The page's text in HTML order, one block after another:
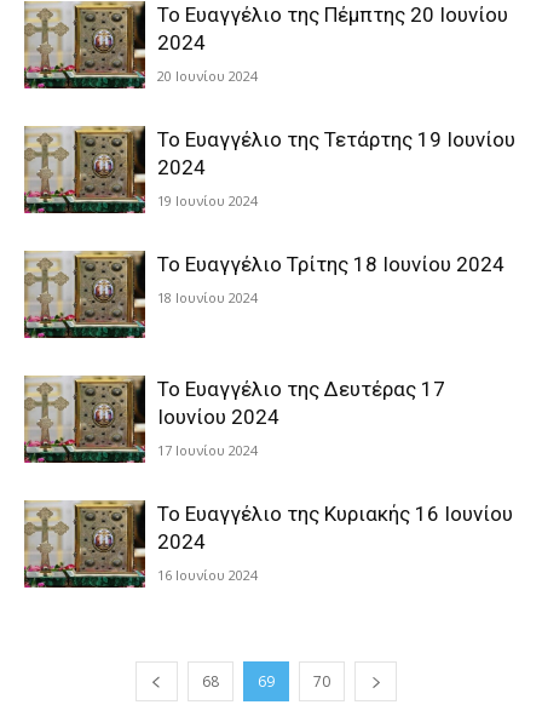
Το Ευαγγέλιο της Πέμπτης 20 Ιουνίου
2024
20 Ιουνίου 2024
Το Ευαγγέλιο της Τετάρτης 19 Ιουνίου
2024
19 Ιουνίου 2024
Το Ευαγγέλιο Τρίτης 18 Ιουνίου 2024
18 Ιουνίου 2024
Το Ευαγγέλιο της Δευτέρας 17
Ιουνίου 2024
17 Ιουνίου 2024
Το Ευαγγέλιο της Κυριακής 16 Ιουνίου
2024
16 Ιουνίου 2024
68 69 70